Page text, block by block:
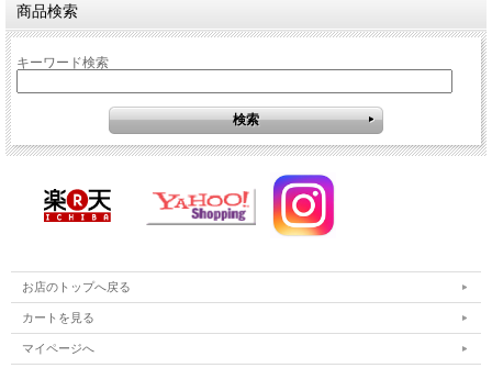
商品検索
キーワード検索
お店のトップへ戻る
カートを見る
マイページへ